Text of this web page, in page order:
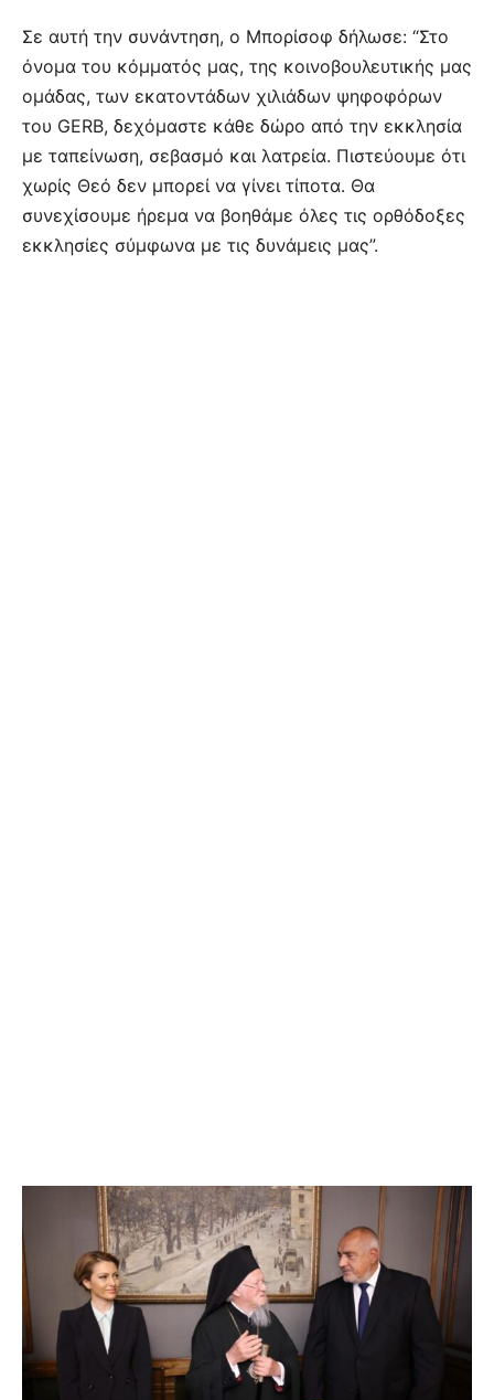
Σε αυτή την συνάντηση, ο Μπορίσοφ δήλωσε: “Στο
όνομα του κόμματός μας, της κοινοβουλευτικής μας
ομάδας, των εκατοντάδων χιλιάδων ψηφοφόρων
του GERB, δεχόμαστε κάθε δώρο από την εκκλησία
με ταπείνωση, σεβασμό και λατρεία. Πιστεύουμε ότι
χωρίς Θεό δεν μπορεί να γίνει τίποτα. Θα
συνεχίσουμε ήρεμα να βοηθάμε όλες τις ορθόδοξες
εκκλησίες σύμφωνα με τις δυνάμεις μας”.